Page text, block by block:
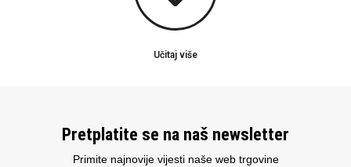
Učitaj više
Pretplatite se na naš newsletter
Primite najnovije vijesti naše web trgovine